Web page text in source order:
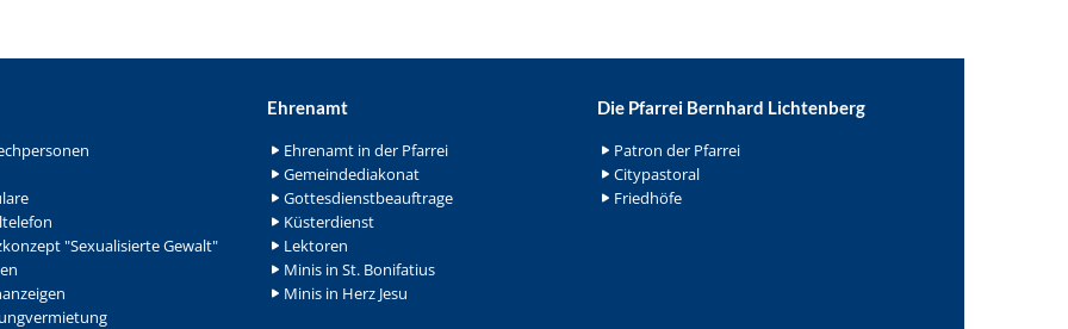
"Sexualisierte Gewalt"
Ehrenamt
Ehrenamt in der Pfarrei
Gemeindediakonat
Gottesdienstbeauftrage
Küsterdienst
Lektoren
Minis in St. Bonifatius
Minis in Herz Jesu
Die Pfarrei Bernhard Lichtenberg
Patron der Pfarrei
Citypastoral
Friedhöfe